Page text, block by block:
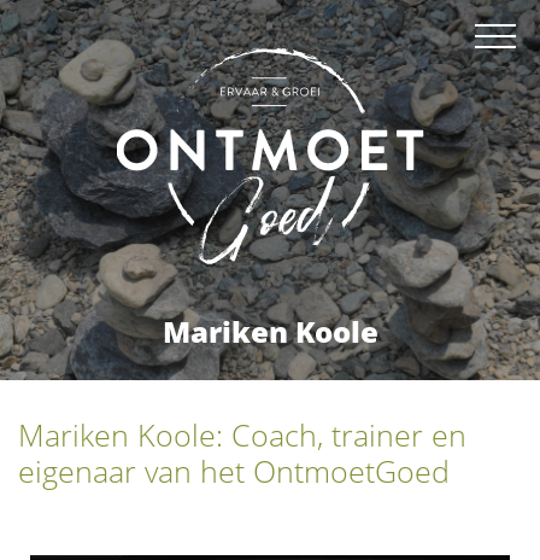
Mariken Koole
Mariken Koole: Coach, trainer en
eigenaar van het OntmoetGoed